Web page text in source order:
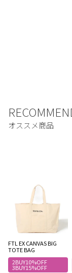
FTL EX CANVAS BIG
TOTE BAG
2BUY10%OFF
3BUY15%OFF